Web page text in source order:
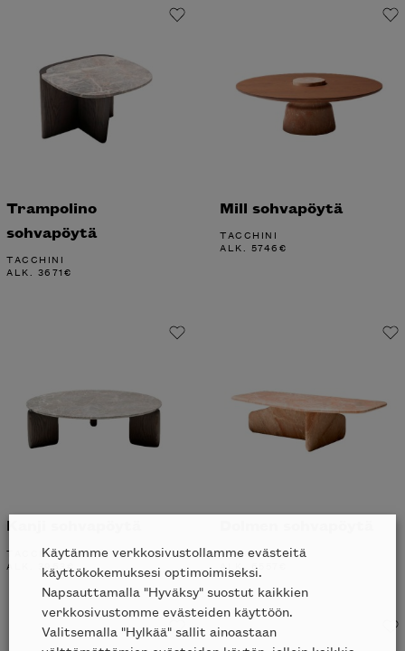
Trampolino
sohvapöytä
TACCHINI
ALK. 3671€
Mill sohvapöytä
TACCHINI
ALK. 5746€
Kanji sohvapöytä
TACCHINI
ALK. 3963 €
TACCHINI
ALK. 6557
Käytämme verkkosivustollamme evästeitä
käyttökokemuksesi optimoimiseksi.
Napsauttamalla "Hyväksy" suostut kaikkien
verkkosivustomme evästeiden käyttöön.
Valitsemalla "Hylkää" sallit ainoastaan